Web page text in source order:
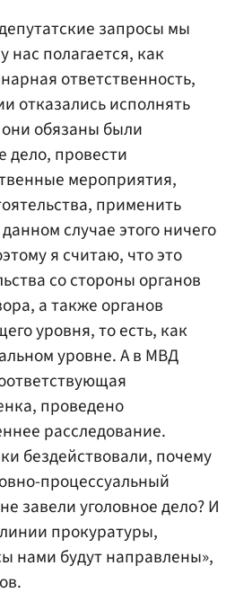
запросы мы
нас полагается, как
ответственность,
отказались исполнять
обязаны были
дело, провести
мероприятия,
применить
случае этого ничего
я считаю, что это
со стороны органов
а также органов
уровня, то есть, как
уровне. А в МВД
проведено
расследование.
бездействовали, почему
процессуальный
завели уголовное дело? И
прокуратуры,
нами будут направлены»,